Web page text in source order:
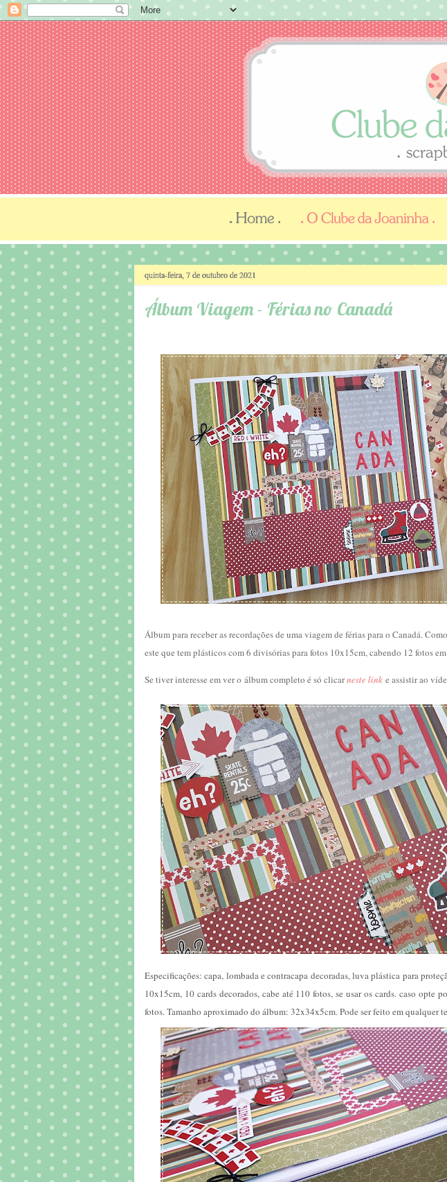
quinta-feira, 7 de outubro de 2021
Álbum Viagem - Férias no Canadá
Álbum para receber as recordações de uma viagem de férias para o Canadá.
este que tem plásticos com 6 divisórias para fotos 10x15cm, cabendo 12 fotos
Se tiver interesse em ver o álbum completo é só clicarneste link e assistir ao
Especificações: capa, lombada e contracapa decoradas, luva plástica para
10x15cm, 10 cards decorados, cabe até 110 fotos, se usar os cards. caso opte
fotos.Tamanho aproximado do álbum: 32x34x5cm. Pode ser feito em qualquer